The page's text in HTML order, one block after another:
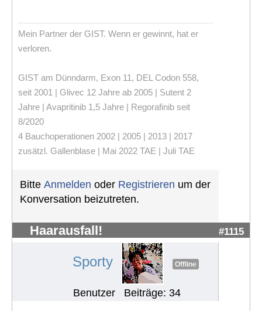
Mein Partner der GIST. Wenn er gewinnt, hat er
verloren.
GIST am Dünndarm, Exon 11, DEL Codon 558,
seit 2001 | Glivec 12 Jahre ab 2005 | Sutent 2
Jahre | Avapritinib 1,5 Jahre | Regorafinib seit
8/2020
4 Bauchoperationen 2002 | 2005 | 2013 | 2017
zusätzl. Gallenblase | Mai 2022 TAE | Juli TAE
Bitte Anmelden oder Registrieren um der
Konversation beizutreten.
Haarausfall! #1115
Sporty Offline
Benutzer Beiträge: 34